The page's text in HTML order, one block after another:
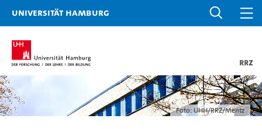
Universität Hamburg
RRZ
Foto: UHH/RRZ/Mentz